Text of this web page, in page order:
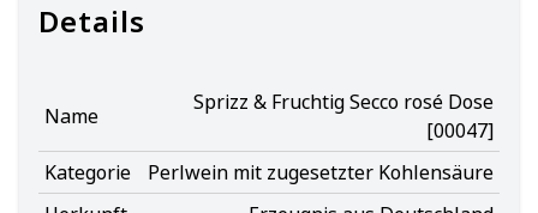
Details
Name
Sprizz & Fruchtig Secco rosé Dose
[00047]
Kategorie
Perlwein mit zugesetzter Kohlensäure